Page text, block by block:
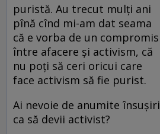
puristă. Au trecut mulţi ani
pînă cînd mi-am dat seama
că e vorba de un compromis
între afacere şi activism, că
nu poţi să ceri oricui care
face activism să fie purist.
Ai nevoie de anumite însuşiri
ca să devii activist?